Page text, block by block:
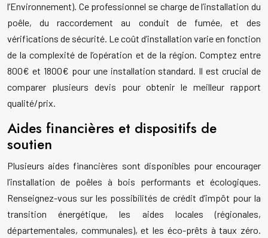
l’Environnement). Ce professionnel se charge de l’installation du
poêle, du raccordement au conduit de fumée, et des
vérifications de sécurité. Le coût d’installation varie en fonction
de la complexité de l’opération et de la région. Comptez entre
800€ et 1800€ pour une installation standard. Il est crucial de
comparer plusieurs devis pour obtenir le meilleur rapport
qualité/prix.
Aides financières et dispositifs de
soutien
Plusieurs aides financières sont disponibles pour encourager
l’installation de poêles à bois performants et écologiques.
Renseignez-vous sur les possibilités de crédit d’impôt pour la
transition énergétique, les aides locales (régionales,
départementales, communales), et les éco-prêts à taux zéro.